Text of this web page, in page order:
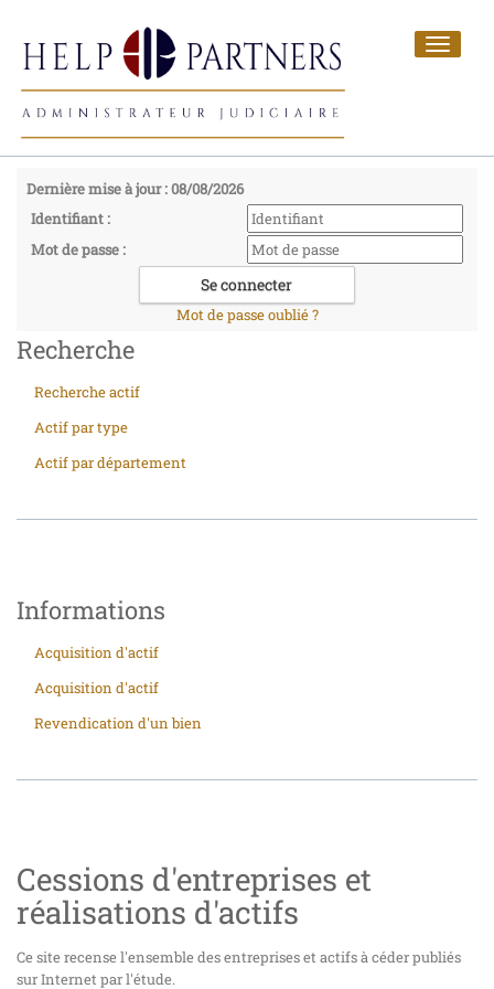
Toggle
Dernière mise à jour : 08/08/2026
Identifiant :
Mot de passe :
Mot de passe oublié ?
Recherche
Recherche actif
Actif par type
Actif par département
Informations
Acquisition d'actif
Acquisition d'actif
Revendication d'un bien
Cessions d'entreprises et
réalisations d'actifs
Ce site recense l'ensemble des entreprises et actifs à céder publiés
sur Internet par l'étude.